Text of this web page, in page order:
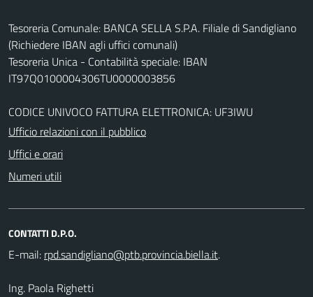
Tesoreria Comunale: BANCA SELLA S.P.A. Filiale di Sandigliano
(Richiedere IBAN agli uffici comunali)
Tesoreria Unica - Contabilità speciale: IBAN
IT97Q0100004306TU0000003856
CODICE UNIVOCO FATTURA ELETTRONICA: UF3IWU
Ufficio relazioni con il pubblico
Uffici e orari
Numeri utili
CONTATTI D.P.O.
E-mail:
.
Ing. Paola Righetti